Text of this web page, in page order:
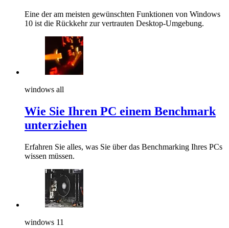
Eine der am meisten gewünschten Funktionen von Windows
10 ist die Rückkehr zur vertrauten Desktop-Umgebung.
windows all
Wie Sie Ihren PC einem Benchmark
unterziehen
Erfahren Sie alles, was Sie über das Benchmarking Ihres PCs
wissen müssen.
windows 11